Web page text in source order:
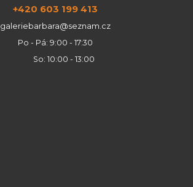
+420 603 199 413
galeriebarbara@seznam.cz
Po - Pá: 9:00 - 17:30
So: 10:00 - 13:00